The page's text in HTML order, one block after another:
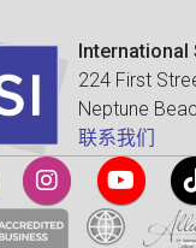
International
224 First
Neptune
联系我们